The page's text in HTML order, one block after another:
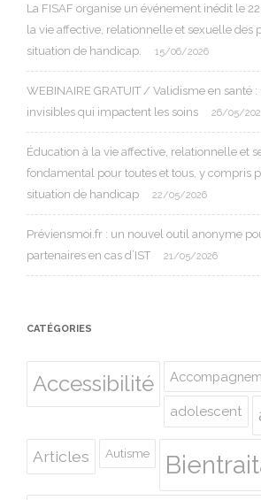
La FISAF organise un événement inédit le
la vie affective, relationnelle et sexuelle des
situation de handicap.
15/06/2026
WEBINAIRE GRATUIT / Validisme en santé
invisibles qui impactent les soins
26/05/
Éducation à la vie affective, relationnelle et
fondamental pour toutes et tous, y compris
situation de handicap
22/05/2026
Préviensmoi.fr : un nouvel outil anonyme
partenaires en cas d’IST
21/05/2026
CATÉGORIES
Accessibilité
adolescent
Articles Autisme